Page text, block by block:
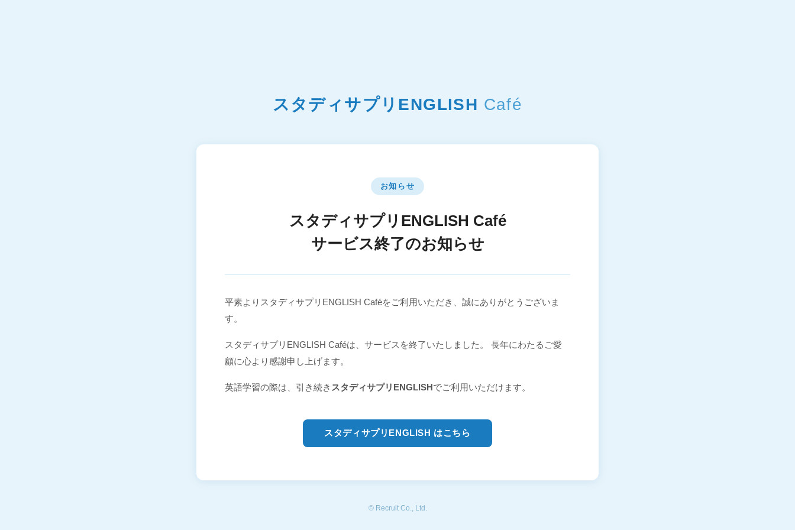
スタディサプリENGLISH Café
お知らせ
スタディサプリENGLISH Café
サービス終了のお知らせ
平素よりスタディサプリENGLISH Caféをご利用いただき、誠にありがとうございま
す。
スタディサプリENGLISH Caféは、サービスを終了いたしました。 長年にわたるご愛
顧に心より感謝申し上げます。
英語学習の際は、引き続き スタディサプリENGLISHでご利用いただけます。
スタディサプリENGLISH はこちら
© Recruit Co., Ltd.